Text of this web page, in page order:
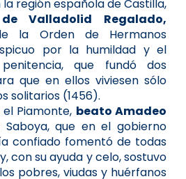
la región española de Castilla,
Valladolid Regalado,
la Orden de Hermanos
por la humildad y el
que fundó dos
que en ellos viviesen sólo
solitarios (1456).
Piamonte, beato Amadeo
que en el gobierno
confiado fomentó de todas
con su ayuda y celo, sostuvo
pobres, viudas y huérfanos